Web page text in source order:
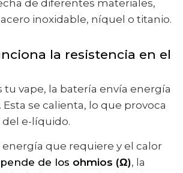
de diferentes materiales,
inoxidable, níquel o titanio.
la resistencia en el
tu vape, la batería envía energía
Esta se calienta, lo que provoca
del e-líquido.
energía que requiere y el calor
de los ohmios (Ω), la